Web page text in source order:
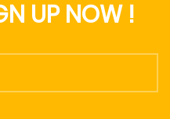
UP NOW !